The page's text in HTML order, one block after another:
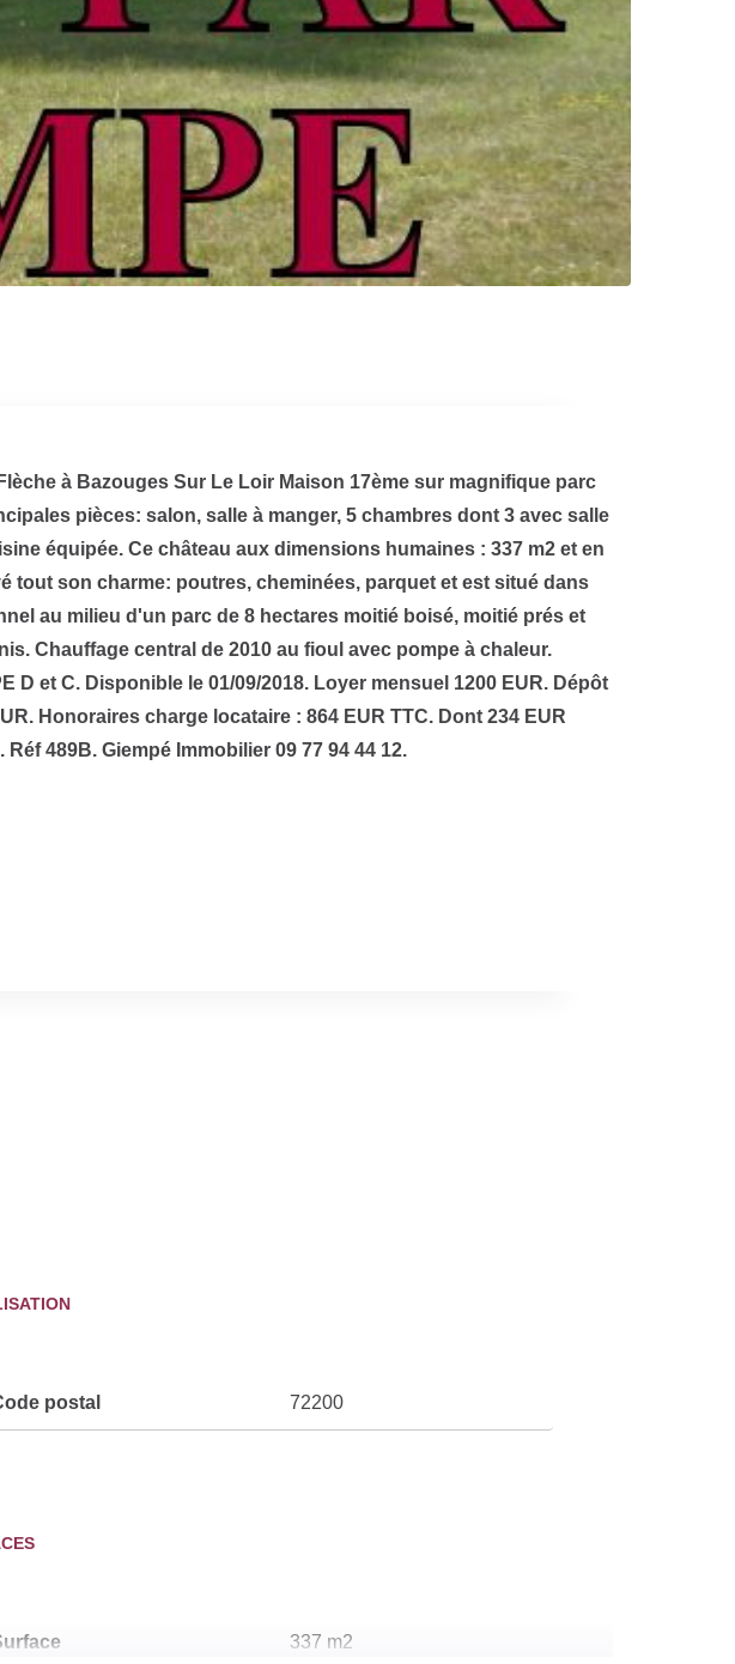
à Bazouges Sur Le Loir Maison 17ème sur magnifique parc
pièces: salon, salle à manger, 5 chambres dont 3 avec salle
équipée. Ce château aux dimensions humaines : 337 m2 et en
tout son charme: poutres, cheminées, parquet et est situé dans
au milieu d'un parc de 8 hectares moitié boisé, moitié prés et
Chauffage central de 2010 au fioul avec pompe à chaleur.
D et C. Disponible le 01/09/2018. Loyer mensuel 1200 EUR. Dépôt
Honoraires charge locataire : 864 EUR TTC. Dont 234 EUR
489B. Giempé Immobilier 09 77 94 44 12.
postal 72200
337 m2